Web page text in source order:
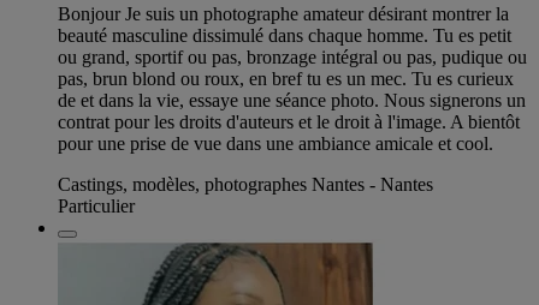
Bonjour Je suis un photographe amateur désirant montrer la
beauté masculine dissimulé dans chaque homme. Tu es petit
ou grand, sportif ou pas, bronzage intégral ou pas, pudique ou
pas, brun blond ou roux, en bref tu es un mec. Tu es curieux
de et dans la vie, essaye une séance photo. Nous signerons un
contrat pour les droits d'auteurs et le droit à l'image. A bientôt
pour une prise de vue dans une ambiance amicale et cool.
Castings, modèles, photographes Nantes - Nantes
Particulier